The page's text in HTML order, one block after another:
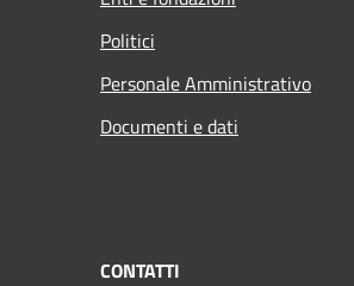
Politici
Personale Amministrativo
Documenti e dati
CONTATTI